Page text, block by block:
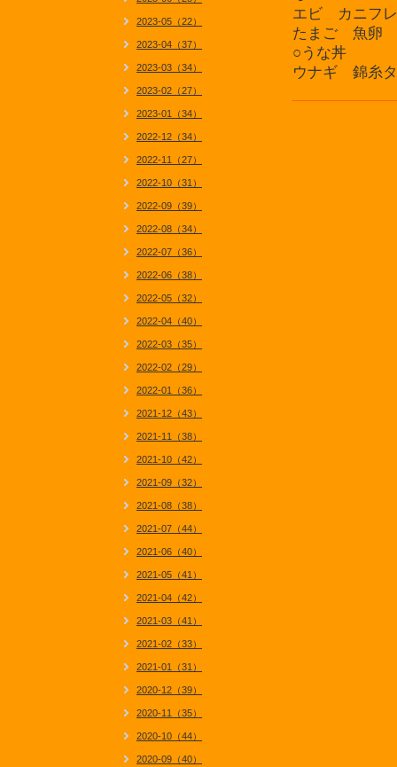
エビ カニフ
たまご 魚卵
○うな丼
ウナギ 錦糸
2023-05（22）
2023-04（37）
2023-03（34）
2023-02（27）
2023-01（34）
2022-12（34）
2022-11（27）
2022-10（31）
2022-09（39）
2022-08（34）
2022-07（36）
2022-06（38）
2022-05（32）
2022-04（40）
2022-03（35）
2022-02（29）
2022-01（36）
2021-12（43）
2021-11（38）
2021-10（42）
2021-09（32）
2021-08（38）
2021-07（44）
2021-06（40）
2021-05（41）
2021-04（42）
2021-03（41）
2021-02（33）
2021-01（31）
2020-12（39）
2020-11（35）
2020-10（44）
2020-09（40）